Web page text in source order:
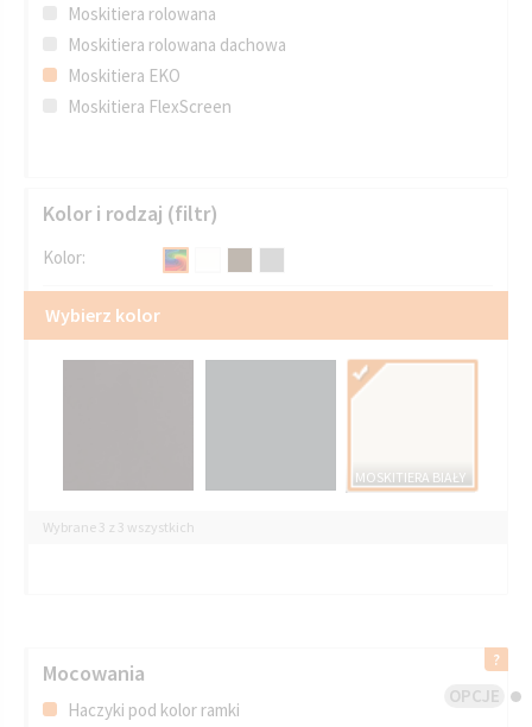
OPCJE
Moskitiera rolowana
Moskitiera rolowana dachowa
Moskitiera EKO
Moskitiera FlexScreen
Kolor i rodzaj (filtr)
Kolor:
Wybierz kolor
MOSKITIERA BIAŁY
Wybrane 3 z 3 wszystkich
Mocowania
Haczyki pod kolor ramki